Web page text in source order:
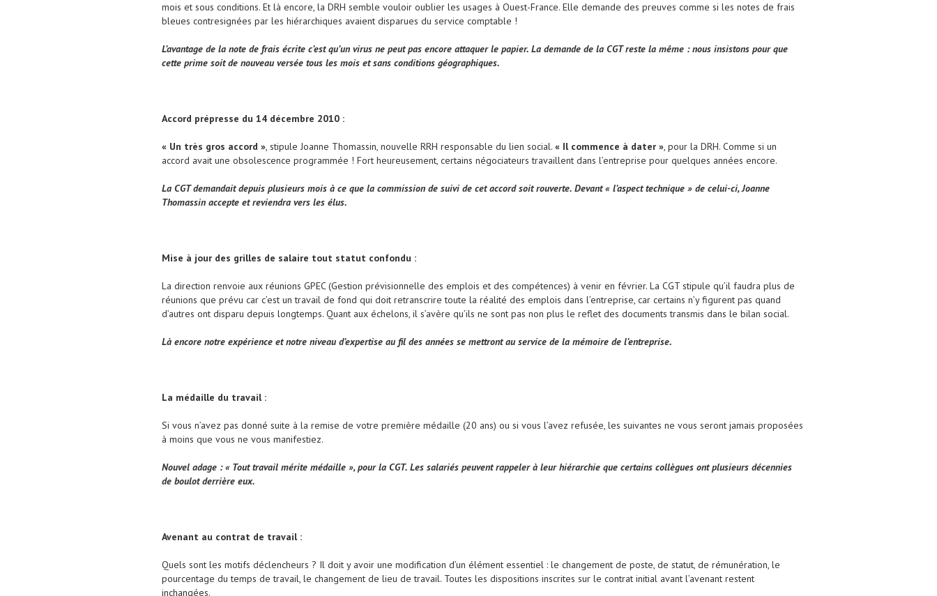
mois et sous conditions. Et là encore, la DRH semble vouloir oublier les usages à Ouest-France. Elle demande des preuves comme si les notes de frais
bleues contresignées par les hiérarchiques avaient disparues du service comptable !
L’avantage de la note de frais écrite c’est qu’un virus ne peut pas encore attaquer le papier. La demande de la CGT reste la même : nous insistons pour que
cette prime soit de nouveau versée tous les mois et sans conditions géographiques.
Accord prépresse du 14 décembre 2010 :
« Un très gros accord », stipule Joanne Thomassin, nouvelle RRH responsable du lien social. « Il commence à dater », pour la DRH. Comme si un
accord avait une obsolescence programmée ! Fort heureusement, certains négociateurs travaillent dans l’entreprise pour quelques années encore.
La CGT demandait depuis plusieurs mois à ce que la commission de suivi de cet accord soit rouverte. Devant « l’aspect technique » de celui-ci, Joanne
Thomassin accepte et reviendra vers les élus.
Mise à jour des grilles de salaire tout statut confondu :
La direction renvoie aux réunions GPEC (Gestion prévisionnelle des emplois et des compétences) à venir en février. La CGT stipule qu’il faudra plus de
réunions que prévu car c’est un travail de fond qui doit retranscrire toute la réalité des emplois dans l’entreprise, car certains n’y figurent pas quand
d’autres ont disparu depuis longtemps. Quant aux échelons, il s’avère qu’ils ne sont pas non plus le reflet des documents transmis dans le bilan social.
Là encore notre expérience et notre niveau d’expertise au fil des années se mettront au service de la mémoire de l’entreprise.
La médaille du travail :
Si vous n’avez pas donné suite à la remise de votre première médaille (20 ans) ou si vous l’avez refusée, les suivantes ne vous seront jamais proposées
à moins que vous ne vous manifestiez.
Nouvel adage : « Tout travail mérite médaille », pour la CGT. Les salariés peuvent rappeler à leur hiérarchie que certains collègues ont plusieurs décennies
de boulot derrière eux.
Avenant au contrat de travail :
Quels sont les motifs déclencheurs ? Il doit y avoir une modification d’un élément essentiel : le changement de poste, de statut, de rémunération, le
pourcentage du temps de travail, le changement de lieu de travail. Toutes les dispositions inscrites sur le contrat initial avant l’avenant restent
inchangées.